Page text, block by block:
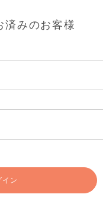
済みのお客様
イン